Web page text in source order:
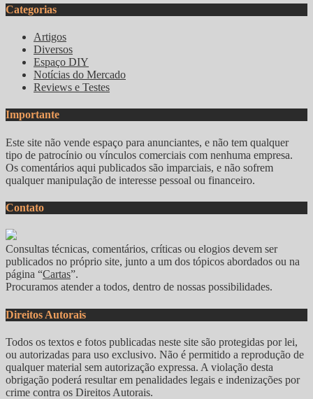
Categorias
Artigos
Diversos
Espaço DIY
Notícias do Mercado
Reviews e Testes
Importante
Este site não vende espaço para anunciantes, e não tem qualquer
tipo de patrocínio ou vínculos comerciais com nenhuma empresa.
Os comentários aqui publicados são imparciais, e não sofrem
qualquer manipulação de interesse pessoal ou financeiro.
Contato
Consultas técnicas, comentários, críticas ou elogios devem ser
publicados no próprio site, junto a um dos tópicos abordados ou na
página “Cartas”.
Procuramos atender a todos, dentro de nossas possibilidades.
Direitos Autorais
Todos os textos e fotos publicadas neste site são protegidas por lei,
ou autorizadas para uso exclusivo. Não é permitido a reprodução de
qualquer material sem autorização expressa. A violação desta
obrigação poderá resultar em penalidades legais e indenizações por
crime contra os Direitos Autorais.